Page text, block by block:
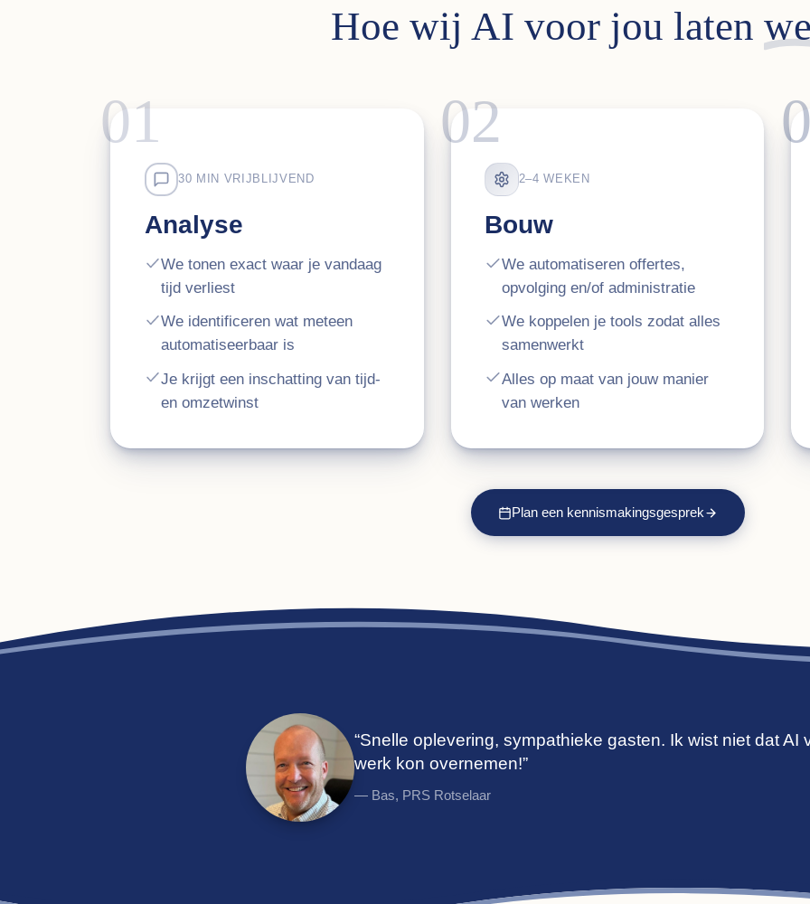
Hoe wij AI voor jou laten
01
30 MIN VRIJBLIJVEND
Analyse
We tonen exact waar je vandaag
tijd verliest
We identificeren wat meteen
automatiseerbaar is
Je krijgt een inschatting van tijd-
en omzetwinst
02
2–4 WEKEN
Bouw
We automatiseren offertes,
opvolging en/of administratie
We koppelen je tools zodat alles
samenwerkt
Alles op maat van jouw manier
van werken
Plan een kennismakingsgesprek
“Snelle oplevering, sympathieke gasten. Ik wist niet dat AI
werk kon overnemen!”
— Bas, PRS Rotselaar